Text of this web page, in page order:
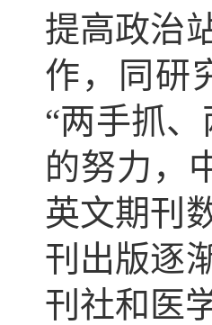
提高政治
作，同研
“两手抓
的努力，
英文期刊
刊出版逐
刊社和医